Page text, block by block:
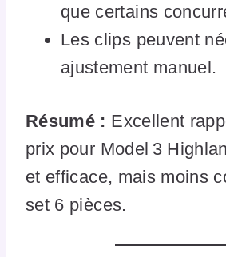
que certains
Les clips peuvent
ajustement manuel.
Résumé : Excellent
prix pour Model 3
et efficace, mais moins
set 6 pièces.